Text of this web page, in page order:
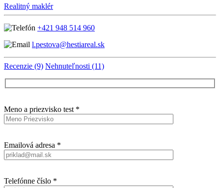
Realitný maklér
+421 948 514 960
l.pestova@hestiareal.sk
Recenzie (9) Nehnuteľnosti (11)
Meno a priezvisko test *
Emailová adresa *
Telefónne číslo *